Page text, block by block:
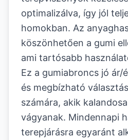
optimalizálva, így jól
homokban. Az
köszönhetően a gumi
ami tartósabb
Ez a gumiabroncs jó ár/
és megbízható
számára, akik
vágyanak. Mindennapi
terepjárásra egyaránt